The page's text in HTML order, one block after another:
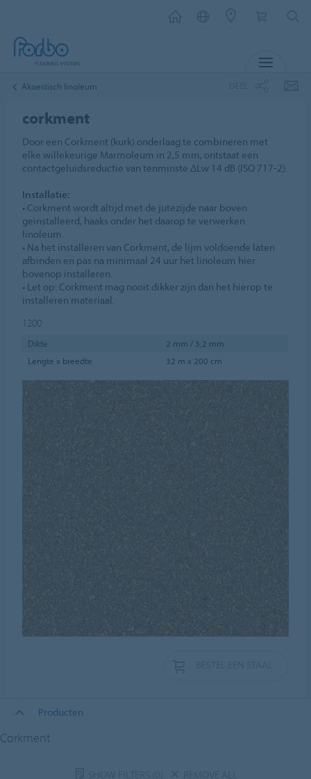
Akoestisch linoleum
corkment
Door een Corkment (kurk) onderlaag te combineren met
elke willekeurige Marmoleum in 2,5 mm, ontstaat een
contactgeluidsreductie van tenminste ΔLw 14 dB (ISO 717-2).
Installatie:
• Corkment wordt altijd met de jutezijde naar boven
geïnstalleerd, haaks onder het daarop te verwerken
linoleum.
• Na het installeren van Corkment, de lijm voldoende laten
afbinden en pas na minimaal 24 uur het linoleum hier
bovenop installeren.
• Let op: Corkment mag nooit dikker zijn dan het hierop te
installeren materiaal.
1200
Dikte
2 mm / 3,2 mm
Lengte x breedte
32 m x 200 cm
Producten
Corkment